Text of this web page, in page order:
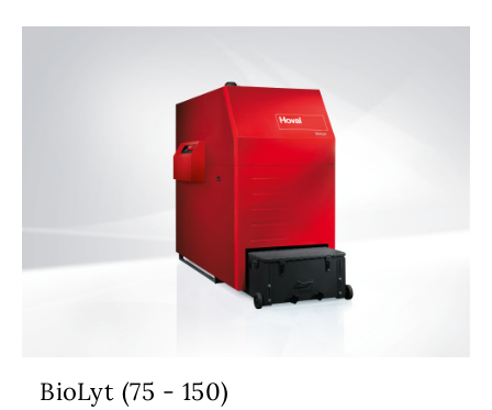
BioLyt (75 - 150)